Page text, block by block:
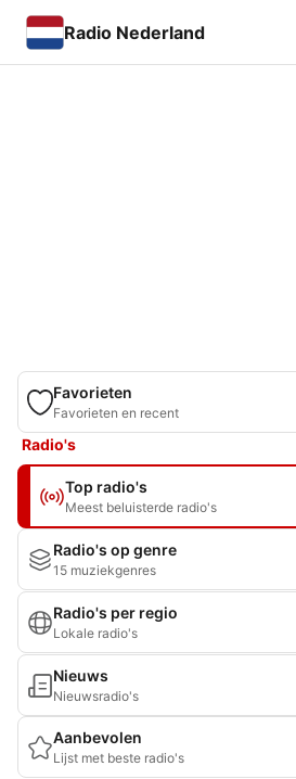
Radio Nederland
Favorieten
Favorieten en recent
Radio's
Top radio's
Meest beluisterde radio's
Radio's op genre
15 muziekgenres
Radio's per regio
Lokale radio's
Nieuws
Nieuwsradio's
Aanbevolen
Lijst met beste radio's